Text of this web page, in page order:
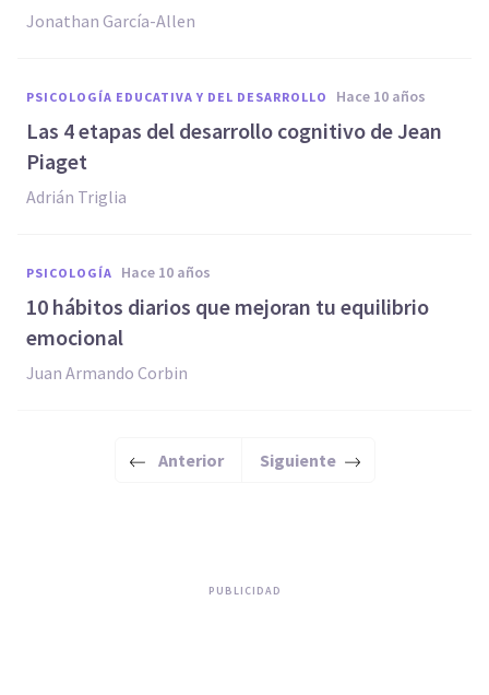
Jonathan García-Allen
PSICOLOGÍA EDUCATIVA Y DEL DESARROLLO hace 10 años
Las 4 etapas del desarrollo cognitivo de Jean
Piaget
Adrián Triglia
PSICOLOGÍA hace 10 años
​10 hábitos diarios que mejoran tu equilibrio
emocional
Juan Armando Corbin
Anterior Siguiente
PUBLICIDAD